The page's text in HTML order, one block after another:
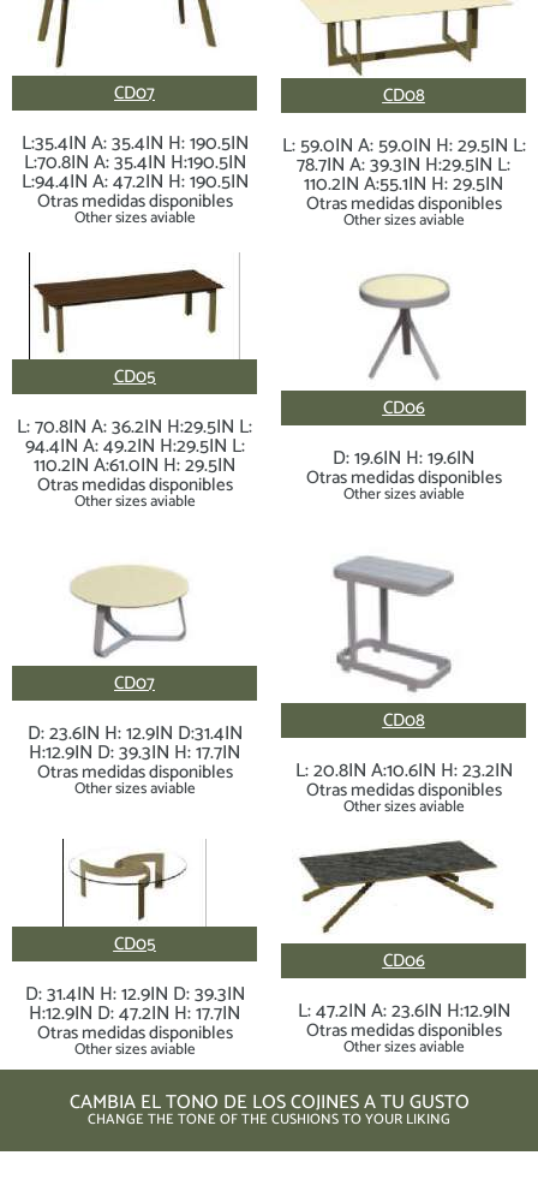
CD07
L:35.4IN A: 35.4IN H: 190.5IN
L:70.8IN A: 35.4IN H:190.5IN
L:94.4IN A: 47.2IN H: 190.5IN
Otras medidas disponibles
Other sizes aviable
CD08
L: 59.0IN A: 59.0IN H: 29.5IN L:
78.7IN A: 39.3IN H:29.5IN L:
110.2IN A:55.1IN H: 29.5IN
Otras medidas disponibles
Other sizes aviable
CD05
L: 70.8IN A: 36.2IN H:29.5IN L:
94.4IN A: 49.2IN H:29.5IN L:
110.2IN A:61.0IN H: 29.5IN
Otras medidas disponibles
Other sizes aviable
CD06
D: 19.6IN H: 19.6IN
Otras medidas disponibles
Other sizes aviable
CD07
D: 23.6IN H: 12.9IN D:31.4IN
H:12.9IN D: 39.3IN H: 17.7IN
Otras medidas disponibles
Other sizes aviable
CD08
L: 20.8IN A:10.6IN H: 23.2IN
Otras medidas disponibles
Other sizes aviable
CD05
D: 31.4IN H: 12.9IN D: 39.3IN
H:12.9IN D: 47.2IN H: 17.7IN
Otras medidas disponibles
Other sizes aviable
CD06
L: 47.2IN A: 23.6IN H:12.9IN
Otras medidas disponibles
Other sizes aviable
CAMBIA EL TONO DE LOS COJINES A TU GUSTO
CHANGE THE TONE OF THE CUSHIONS TO YOUR LIKING